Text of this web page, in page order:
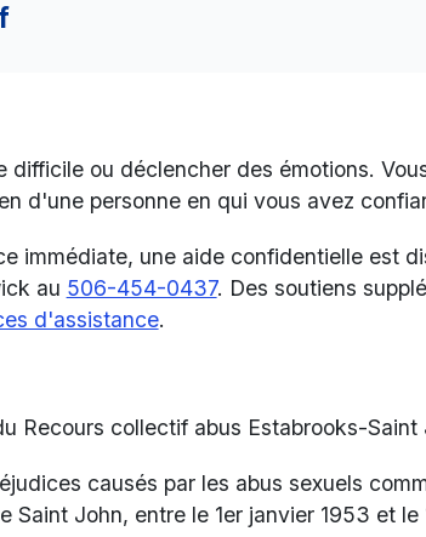
difficile ou déclencher des émotions.
d'une personne en qui vous avez
immédiate, une aide confidentielle est
au 506-454-0437. Des soutiens
d'assistance.
Recours collectif abus Estabrooks-Saint
causés par les abus sexuels
John, entre le 1er janvier 1953 et le